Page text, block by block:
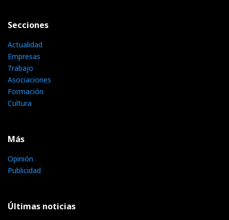
Secciones
Actualidad
Empresas
Trabajo
Asociaciones
Formación
Cultura
Más
Opinión
Publicidad
Últimas noticias